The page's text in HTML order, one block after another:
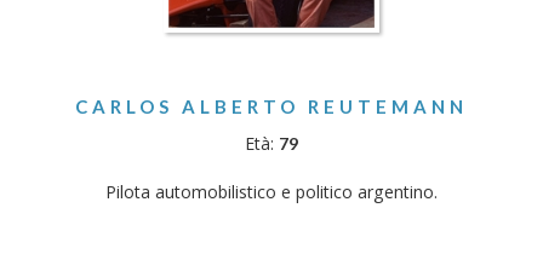
CARLOS ALBERTO REUTEMANN
Età: 79
Pilota automobilistico e politico argentino.